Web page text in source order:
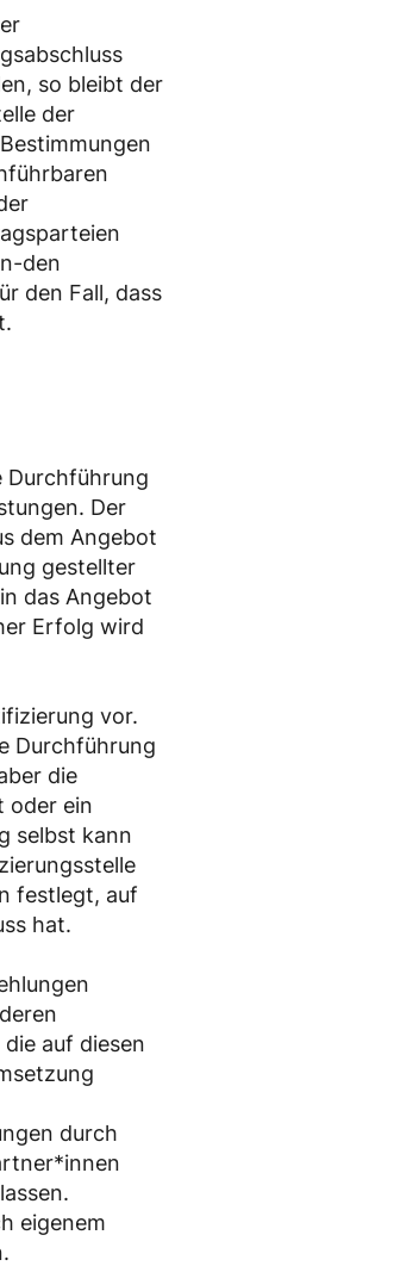
so bleibt der
der
den
den Fall, dass
Durchführung
Der
dem Angebot
gestellter
das Angebot
Erfolg wird
vor.
Durchführung
die
oder ein
selbst kann
festlegt, auf
hat.
auf diesen
durch
eigenem